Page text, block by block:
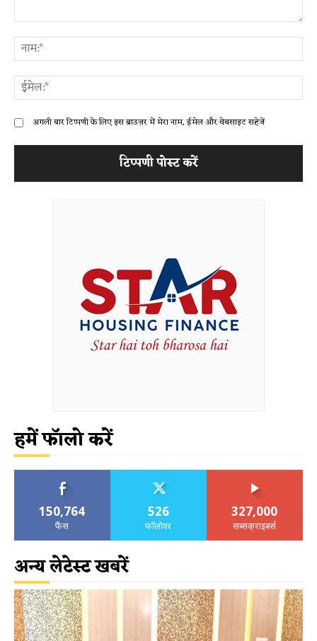
अगली बार टिप्पणी के लिए इस ब्राउज़र में मेरा नाम, ईमेल और वेबसाइट सहेजें
हमें फॉलो करें
150,764
फैंस
526
फॉलोवर
327,000
सब्सक्राइबर्स
अन्य लेटेस्ट खबरें